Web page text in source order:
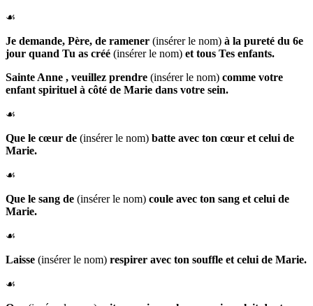
☙
Je demande, Père, de ramener (insérer le nom) à la pureté du 6e
jour quand Tu as créé (insérer le nom) et tous Tes enfants.
Sainte Anne , veuillez prendre (insérer le nom) comme votre
enfant spirituel à côté de Marie dans votre sein.
☙
Que le cœur de (insérer le nom) batte avec ton cœur et celui de
Marie.
☙
Que le sang de (insérer le nom) coule avec ton sang et celui de
Marie.
☙
Laisse (insérer le nom) respirer avec ton souffle et celui de Marie.
☙